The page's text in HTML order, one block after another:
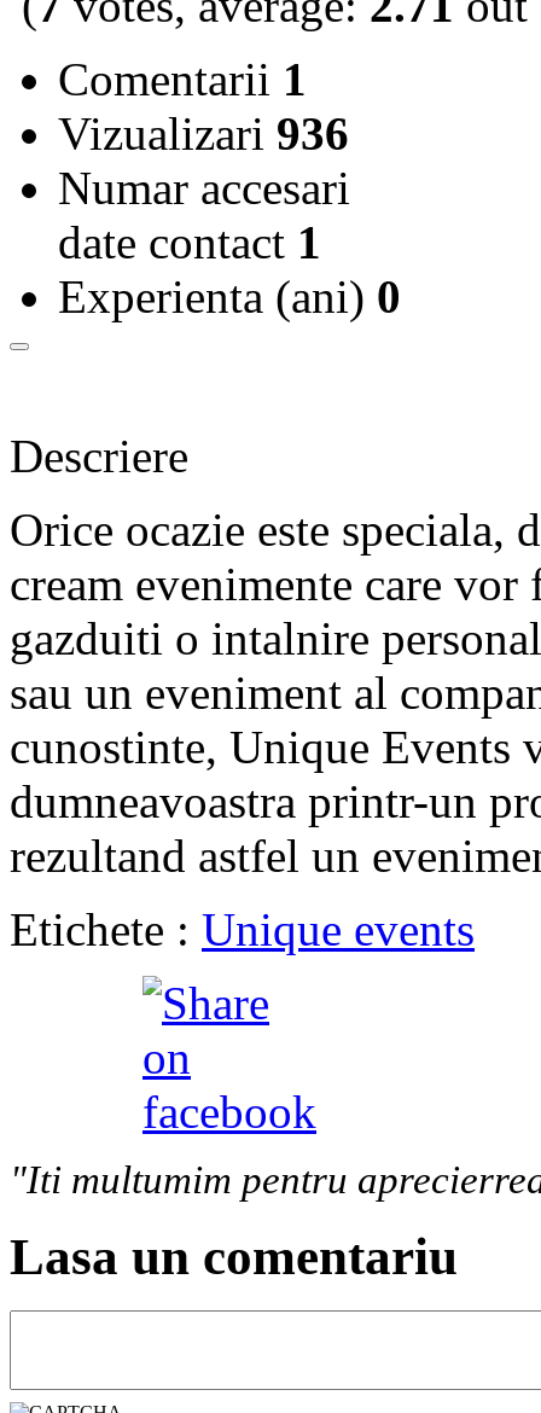
Comentarii 1
Vizualizari 936
Numar accesari
date contact 1
Experienta (ani) 0
Descriere
Orice ocazie este speciala,
cream evenimente care
gazduiti o intalnire
sau un eveniment al
cunostinte, Unique Events
dumneavoastra printr-un
rezultand astfel un
Etichete : Unique events
"Iti multumim pentru
Lasa un comentariu